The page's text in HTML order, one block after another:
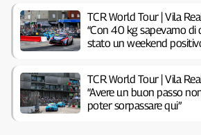
TCR World Tour | Vila
“Con 40 kg sapevamo di
stato un weekend
TCR World Tour | Vila
“Avere un buon passo
poter sorpassare qui”